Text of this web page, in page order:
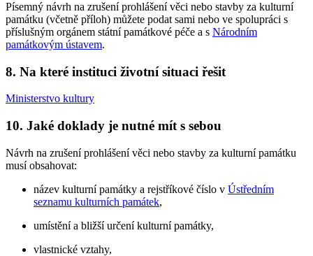
Písemný návrh na zrušení prohlášení věci nebo stavby za kulturní
památku (včetně příloh) můžete podat sami nebo ve spolupráci s
příslušným orgánem státní památkové péče a s Národním
památkovým ústavem.
8. Na které instituci životní situaci řešit
Ministerstvo kultury
10. Jaké doklady je nutné mít s sebou
Návrh na zrušení prohlášení věci nebo stavby za kulturní památku
musí obsahovat:
název kulturní památky a rejstříkové číslo v Ústředním
seznamu kulturních památek,
umístění a bližší určení kulturní památky,
vlastnické vztahy,